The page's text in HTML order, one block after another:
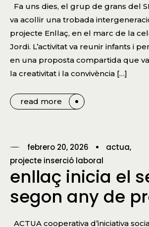
Fa uns dies, el grup de grans del
va acollir una trobada
projecte Enllaç, en el marc de la
Jordi. L’activitat va reunir infants i
en una proposta compartida que
la creativitat i la convivència […]
read more
febrero 20, 2026
actua
projecte inserció laboral
enllaç inicia el
segon any de
ACTUA cooperativa d’iniciativa